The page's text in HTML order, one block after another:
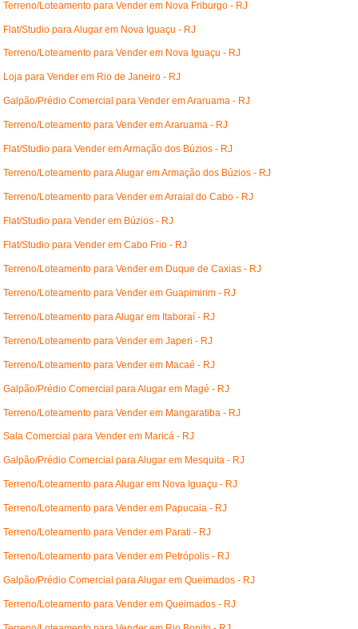
Terreno/Loteamento para Vender em Nova Friburgo - RJ
Flat/Studio para Alugar em Nova Iguaçu - RJ
Terreno/Loteamento para Vender em Nova Iguaçu - RJ
Loja para Vender em Rio de Janeiro - RJ
Galpão/Prédio Comercial para Vender em Araruama - RJ
Terreno/Loteamento para Vender em Araruama - RJ
Flat/Studio para Vender em Armação dos Búzios - RJ
Terreno/Loteamento para Alugar em Armação dos Búzios - RJ
Terreno/Loteamento para Vender em Arraial do Cabo - RJ
Flat/Studio para Vender em Búzios - RJ
Flat/Studio para Vender em Cabo Frio - RJ
Terreno/Loteamento para Vender em Duque de Caxias - RJ
Terreno/Loteamento para Vender em Guapimirim - RJ
Terreno/Loteamento para Alugar em Itaboraí - RJ
Terreno/Loteamento para Vender em Japeri - RJ
Terreno/Loteamento para Vender em Macaé - RJ
Galpão/Prédio Comercial para Alugar em Magé - RJ
Terreno/Loteamento para Vender em Mangaratiba - RJ
Sala Comercial para Vender em Maricá - RJ
Galpão/Prédio Comercial para Alugar em Mesquita - RJ
Terreno/Loteamento para Alugar em Nova Iguaçu - RJ
Terreno/Loteamento para Vender em Papucaia - RJ
Terreno/Loteamento para Vender em Parati - RJ
Terreno/Loteamento para Vender em Petrópolis - RJ
Galpão/Prédio Comercial para Alugar em Queimados - RJ
Terreno/Loteamento para Vender em Queimados - RJ